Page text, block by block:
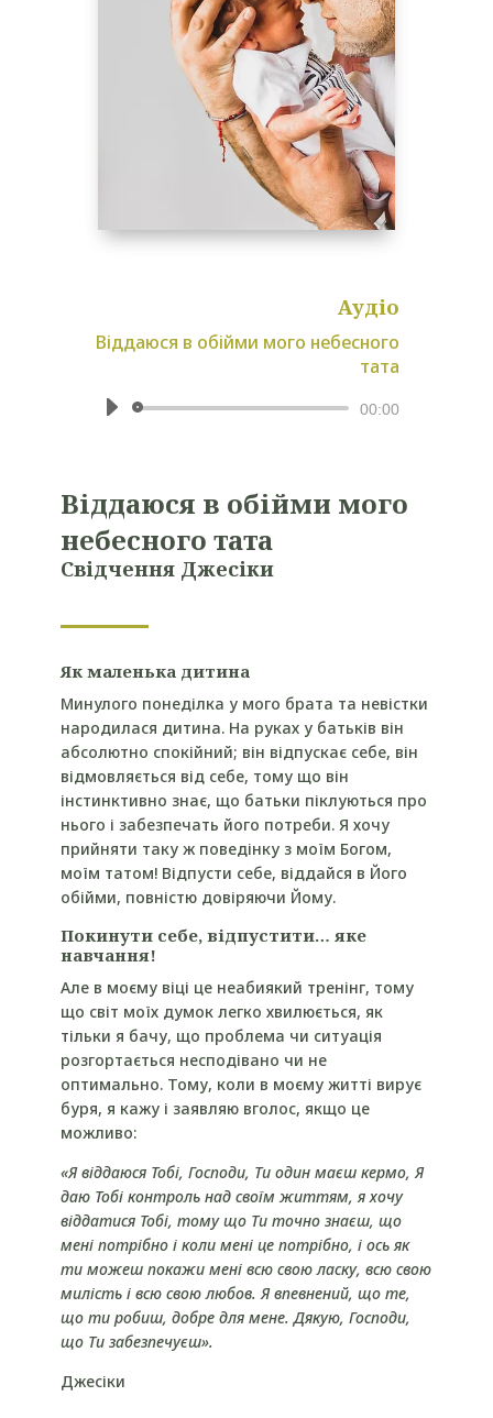
Аудіо
Віддаюся в обійми мого небесного
тата
Аудіопрогравач
00:00
Віддаюся в обійми мого
небесного тата
Свідчення Джесіки
Як маленька дитина
Минулого понеділка у мого брата та невістки
народилася дитина. На руках у батьків він
абсолютно спокійний; він відпускає себе, він
відмовляється від себе, тому що він
інстинктивно знає, що батьки піклуються про
нього і забезпечать його потреби. Я хочу
прийняти таку ж поведінку з моїм Богом,
моїм татом! Відпусти себе, віддайся в Його
обійми, повністю довіряючи Йому.
Покинути себе, відпустити… яке
навчання!
Але в моєму віці це неабиякий тренінг, тому
що світ моїх думок легко хвилюється, як
тільки я бачу, що проблема чи ситуація
розгортається несподівано чи не
оптимально. Тому, коли в моєму житті вирує
буря, я кажу і заявляю вголос, якщо це
можливо:
«Я віддаюся Тобі, Господи, Ти один маєш кермо, Я
даю Тобі контроль над своїм життям, я хочу
віддатися Тобі, тому що Ти точно знаєш, що
мені потрібно і коли мені це потрібно, і ось як
ти можеш покажи мені всю свою ласку, всю свою
милість і всю свою любов. Я впевнений, що те,
що ти робиш, добре для мене. Дякую, Господи,
що Ти забезпечуєш».
Джесіки